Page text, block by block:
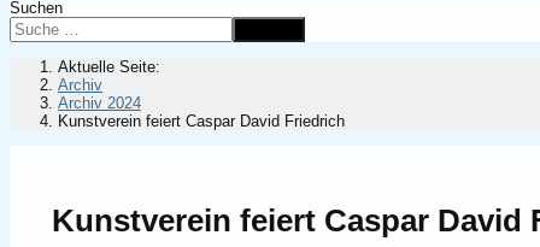
Suchen
Aktuelle Seite:
Archiv
Archiv 2024
Kunstverein feiert Caspar David Friedrich
Kunstverein feiert Caspar David